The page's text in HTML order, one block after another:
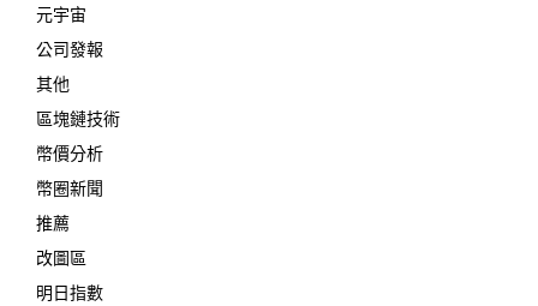
元宇宙
公司發報
其他
區塊鏈技術
幣價分析
幣圈新聞
推薦
改圖區
明日指數